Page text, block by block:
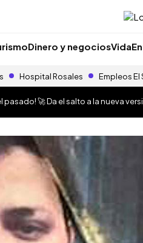
Dinero y negociosVida
Hospital Rosales Empleos El
pasado! 🚀 Da el salto a la nueva